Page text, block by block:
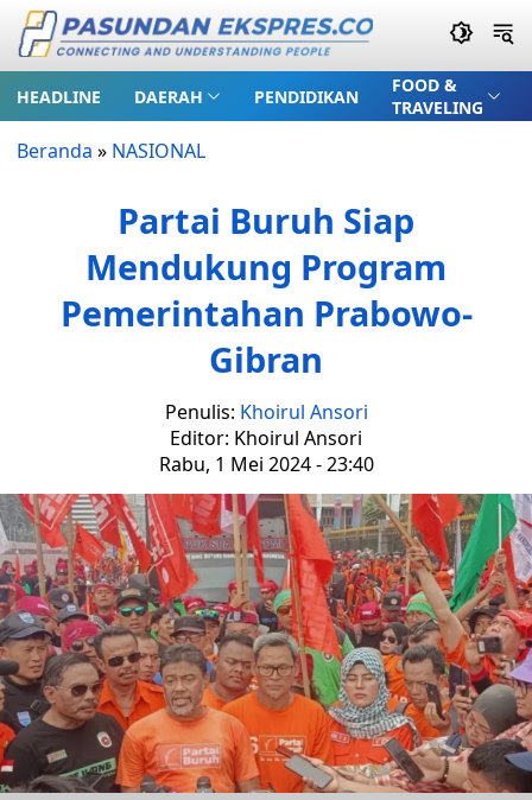
HEADLINE DAERAH PENDIDIKAN
FOOD &
TRAVELING
Beranda » NASIONAL
Partai Buruh Siap
Mendukung Program
Pemerintahan Prabowo-
Gibran
Penulis: Khoirul Ansori
Editor: Khoirul Ansori
Rabu, 1 Mei 2024 - 23:40